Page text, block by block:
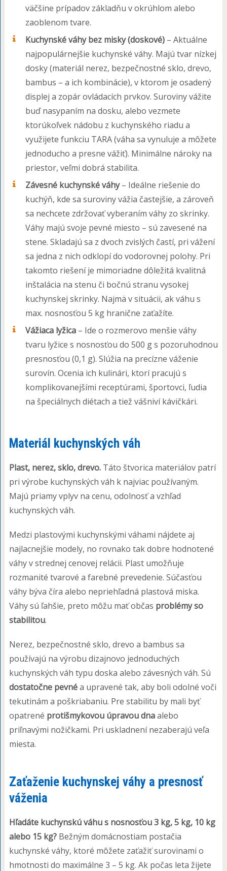
väčšine prípadov základňu v okrúhlom alebo
zaoblenom tvare.
Kuchynské váhy bez misky (doskové)– Aktuálne
najpopulárnejšie kuchynské váhy. Majú tvar nízkej
dosky (materiál nerez, bezpečnostné sklo, drevo,
bambus – a ich kombinácie), v ktorom je osadený
displej a zopár ovládacích prvkov. Suroviny vážite
buď nasypaním na dosku, alebo vezmete
ktorúkoľvek nádobu z kuchynského riadu a
využijete funkciu TARA (váha sa vynuluje a môžete
jednoducho a presne vážiť). Minimálne nároky na
priestor, veľmi dobrá stabilita.
Závesné kuchynské váhy– Ideálne riešenie do
kuchýň, kde sa suroviny vážia častejšie, a zároveň
sa nechcete zdržovať vyberaním váhy zo skrinky.
Váhy majú svoje pevné miesto – sú zavesené na
stene. Skladajú sa z dvoch zvislých častí, pri vážení
sa jedna z nich odklopí do vodorovnej polohy. Pri
takomto riešení je mimoriadne dôležitá kvalitná
inštalácia na stenu či bočnú stranu vysokej
kuchynskej skrinky. Najmä v situácii, ak váhu s
max. nosnosťou 5 kg hranične zaťažíte.
Vážiaca lyžica– Ide o rozmerovo menšie váhy
tvaru lyžice s nosnosťou do 500 g s pozoruhodnou
presnosťou (0,1 g). Slúžia na precízne váženie
surovín. Ocenia ich kulinári, ktorí pracujú s
komplikovanejšími receptúrami, športovci, ľudia
na špeciálnych diétach a tiež vášniví kávičkári.
Materiál kuchynských váh
Plast, nerez, sklo, drevo.Táto štvorica materiálov patrí
pri výrobe kuchynských váh k najviac používaným.
Majú priamy vplyv na cenu, odolnosť a vzhľad
kuchynských váh.
Medzi plastovými kuchynskými váhami nájdete aj
najlacnejšie modely, no rovnako tak dobre hodnotené
váhy v strednej cenovej relácii. Plast umožňuje
rozmanité tvarové a farebné prevedenie. Súčasťou
váhy býva číra alebo nepriehľadná plastová miska.
Váhy sú ľahšie, preto môžu mať občas problémy so
stabilitou.
Nerez, bezpečnostné sklo, drevo a bambus sa
používajú na výrobu dizajnovo jednoduchých
kuchynských váh typu doska alebo závesných váh. Sú
dostatočne pevnéa upravené tak, aby boli odolné voči
tekutinám a poškriabaniu. Pre stabilitu by mali byť
opatrené protišmykovou úpravou dnaalebo
priľnavými nožičkami. Pri uskladnení nezaberajú veľa
miesta.
Zaťaženie kuchynskej váhy a presnosť
váženia
Hľadáte kuchynskú váhu s nosnosťou 3 kg, 5 kg, 10 kg
alebo 15 kg?Bežným domácnostiam postačia
kuchynské váhy, ktoré môžete zaťažiť surovinami o
hmotnosti do maximálne 3 – 5 kg. Ak počas leta žijete